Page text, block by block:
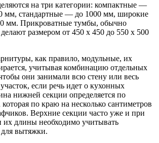
на три категории: компактные —
мм, стандартные — до 1000 мм, широкие
мм. Прикроватные тумбы, обычно
размером от 450 х 450 до 550 х 500
как правило, модульные, их
учитывая комбинацию отдельных
они занимали всю стену или весь
если речь идет о кухонных
нижней секции определяется по
по краю на несколько сантиметров
Верхние секции часто уже и при
их длины необходимо учитывать
вытяжки.